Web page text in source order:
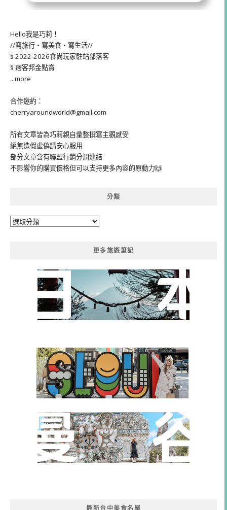
Hello我是巧莉！
//寫旅行・寫美食・寫生活//
§ 2022-2026食尚玩家駐站部落客
§ 痞客邦金點賞
...more
合作邀約：
cherryaroundworld@gmail.com
所有文章皆為巧莉親自彙整撰寫主觀感受
絕無造假虛偽請安心服用
部分文章含有聯盟行銷分潤連結
不影響你的購買價格但可以支持更多內容的原動力🙌
分類
分
更多旅遊筆記
最新台中美食名單